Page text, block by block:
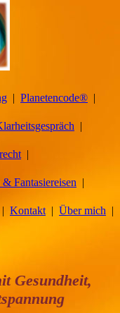
Planetencode®
Fantasiereisen
Kontakt Über mich